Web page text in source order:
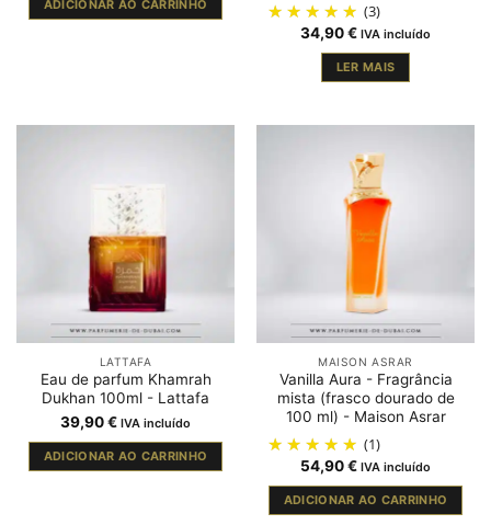
ADICIONAR AO CARRINHO (3)
34,90€ IVA incluído
LER MAIS
LATTAFA
Eau de parfum Khamrah
Dukhan 100ml - Lattafa
39,90€ IVA incluído
ADICIONAR AO CARRINHO
MAISON ASRAR
Vanilla Aura - Fragrância
mista (frasco dourado de
100 ml) - Maison Asrar
(1)
54,90€ IVA incluído
ADICIONAR AO CARRINHO